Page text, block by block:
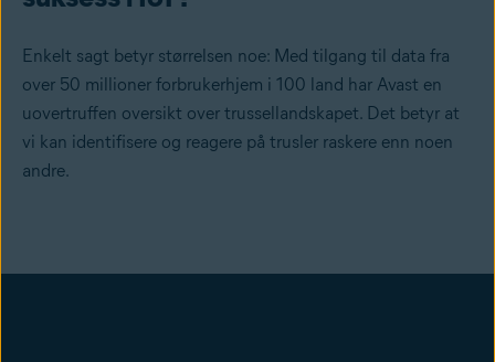
Enkelt sagt betyr størrelsen noe: Med tilgang til data fra
over 50 millioner forbrukerhjem i 100 land har Avast en
uovertruffen oversikt over trussellandskapet. Det betyr at
vi kan identifisere og reagere på trusler raskere enn noen
andre.